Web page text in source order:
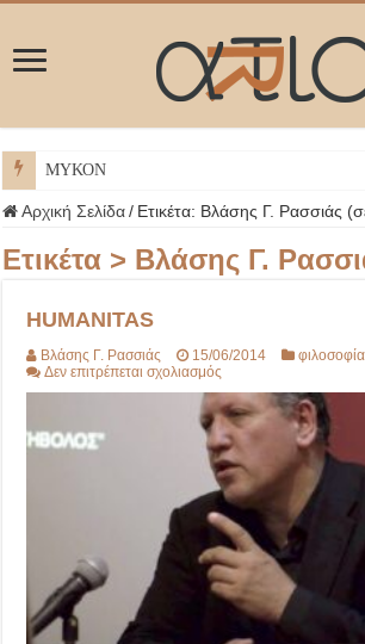
ΜΥΚΟΝΟΣ
Αρχική Σελίδα / Ετικέτα: Βλάσης Γ. Ρασσιάς
Ετικέτα > Βλάσης Γ.
HUMANITAS
Βλάσης Γ. Ρασσιάς 15/06/2014
φιλοσοφία
Δεν επιτρέπεται σχολιασμός